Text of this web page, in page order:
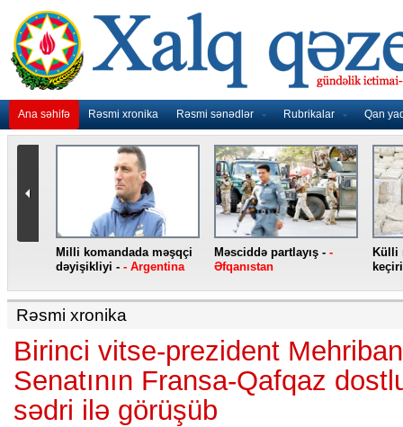
Ana səhifə Rəsmi xronika Rəsmi sənədlər Rubrikalar Qan
Milli komandada məşqçi
dəyişikliyi - - Argentina
Məsciddə partlayış - -
Əfqanıstan
Külli
Rəsmi xronika
Birinci vitse-prezident
Senatının Fransa-Qafqaz
sədri ilə görüşüb